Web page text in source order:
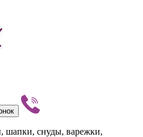
шапки, снуды, варежки,